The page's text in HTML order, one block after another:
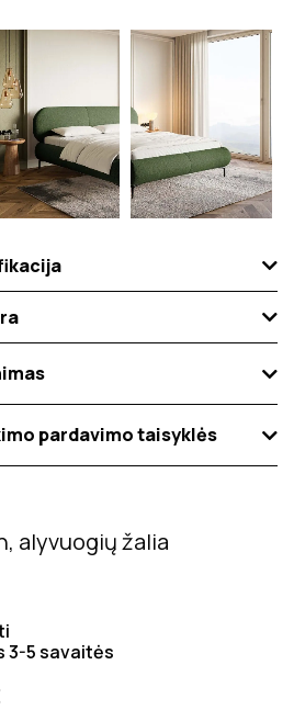
pardavimo taisyklės
alyvuogių žalia
3-5 savaitės